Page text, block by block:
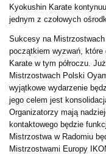
Kyokushin Karate
jednym z czołowych
Sukcesy na
początkiem wyzwań,
Karate w tym półroczu.
Mistrzostwach Polski
wyjątkowe wydarzenie
jego celem jest
Organizatorzy mają
kontaktowego będzie
Mistrzostwa w Radomiu
Mistrzostwami Europy